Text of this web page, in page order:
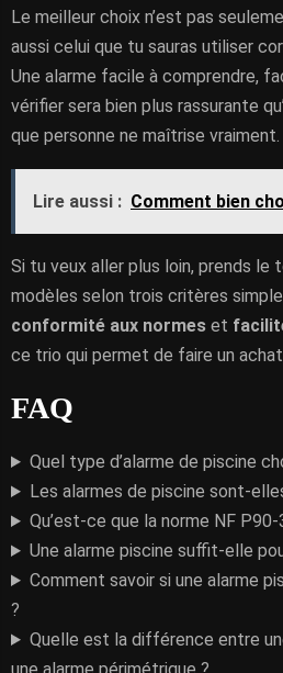
Le meilleur choix n’est pas
aussi celui que tu sauras utiliser
Une alarme facile à comprendre,
vérifier sera bien plus rassurante
que personne ne maîtrise vraiment.
Lire aussi : Comment bien
Si tu veux aller plus loin, prends le
modèles selon trois critères
conformité aux normes et
ce trio qui permet de faire un
FAQ
Quel type d’alarme de piscine
Les alarmes de piscine sont-
Qu’est-ce que la norme NF P90-
Une alarme piscine suffit-elle
Comment savoir si une alarme
?
Quelle est la différence entre